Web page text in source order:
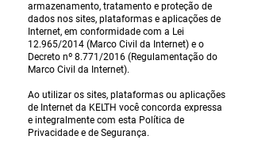
armazenamento, tratamento e proteção de
dados nos sites, plataformas e aplicações de
Internet, em conformidade com a Lei
12.965/2014 (Marco Civil da Internet) e o
Decreto nº 8.771/2016 (Regulamentação do
Marco Civil da Internet).
Ao utilizar os sites, plataformas ou aplicações
de Internet da KELTH você concorda expressa
e integralmente com esta Política de
Privacidade e de Segurança.